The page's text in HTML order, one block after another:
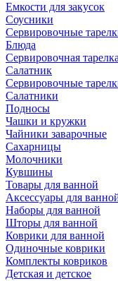
Емкости для закусок
Соусники
Сервировочные
Блюда
Сервировочная тарелка
Салатник
Сервировочные
Салатники
Подносы
Чашки и кружки
Чайники заварочные
Сахарницы
Молочники
Кувшины
Товары для ванной
Аксессуары для
Наборы для ванной
Шторы для ванной
Коврики для ванной
Одиночные коврики
Комплекты ковриков
Детская и детское